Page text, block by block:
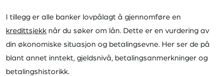
I tillegg er alle banker lovpålagt å gjennomføre en
kredittsjekk når du søker om lån. Dette er en vurdering av
din økonomiske situasjon og betalingsevne. Her ser de på
blant annet inntekt, gjeldsnivå, betalingsanmerkninger og
betalingshistorikk.